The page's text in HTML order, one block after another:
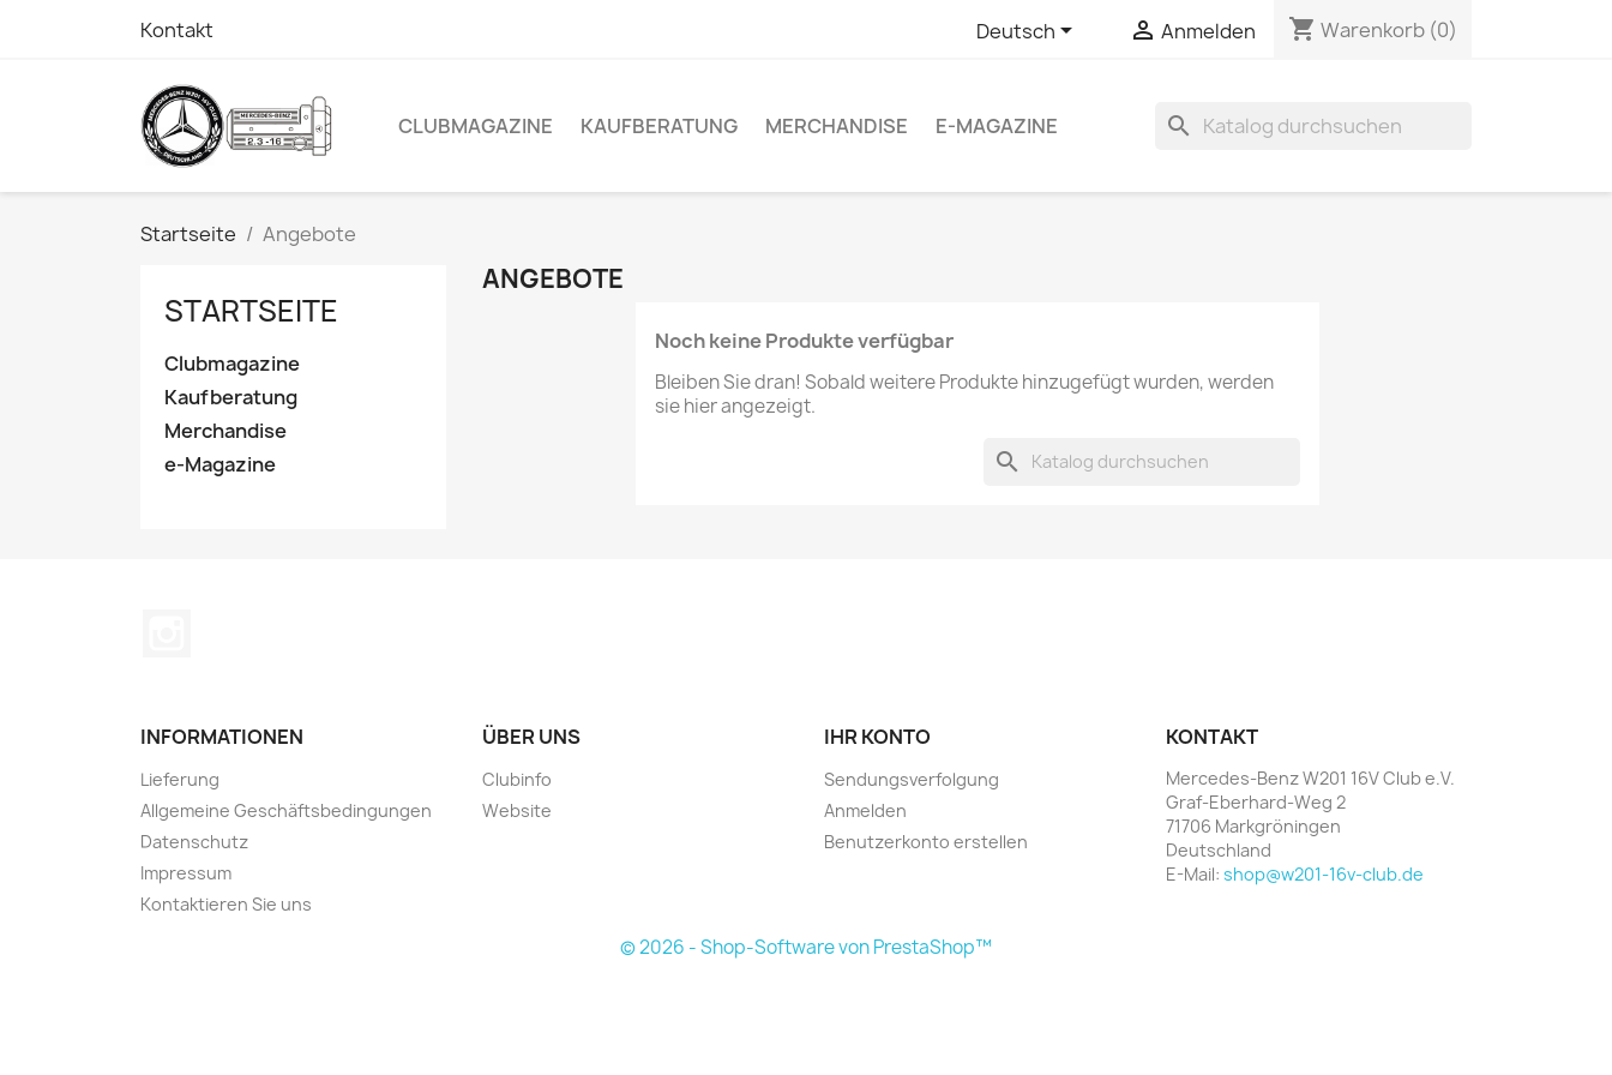
Kontakt Deutsch  Anmelden shopping_cart Warenkorb (0)
CLUBMAGAZINE KAUFBERATUNG MERCHANDISE E-MAGAZINE search
Startseite Angebote
STARTSEITE
Clubmagazine
Kaufberatung
Merchandise
e-Magazine
ANGEBOTE
Noch keine Produkte verfügbar
Bleiben Sie dran! Sobald weitere Produkte hinzugefügt wurden, werden
sie hier angezeigt.
search
INFORMATIONEN
Lieferung
Allgemeine Geschäftsbedingungen
Datenschutz
Impressum
Kontaktieren Sie uns
ÜBER UNS
Clubinfo
Website
IHR KONTO
Sendungsverfolgung
Anmelden
Benutzerkonto erstellen
KONTAKT
Mercedes-Benz W201 16V Club e.V.
Graf-Eberhard-Weg 2
71706 Markgröningen
Deutschland
E-Mail: shop@w201-16v-club.de
© 2026 - Shop-Software von PrestaShop™